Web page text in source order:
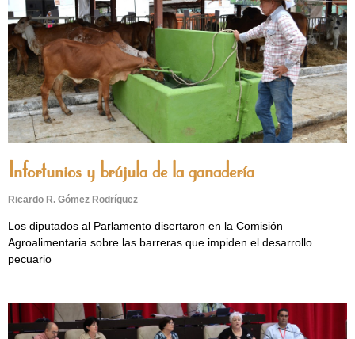
Infortunios y brújula de la ganadería
Ricardo R. Gómez Rodríguez
Los diputados al Parlamento disertaron en la Comisión
Agroalimentaria sobre las barreras que impiden el desarrollo
pecuario